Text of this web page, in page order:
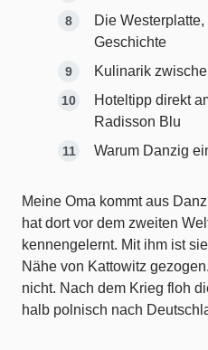
Die
Geschichte
Kulinarik
Hoteltipp direkt
Radisson Blu
Warum Danzig
Meine Oma kommt aus
hat dort vor dem zweiten
kennengelernt. Mit ihm ist
Nähe von Kattowitz
nicht. Nach dem Krieg floh
halb polnisch nach